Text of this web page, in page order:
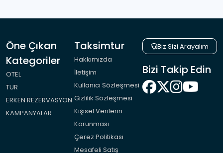
Öne Çıkan
Kategoriler
OTEL
TUR
ERKEN REZERVASYON
KAMPANYALAR
Taksimtur
Hakkımızda
İletişim
Kullanıcı Sözleşmesi
Gizlilik Sözleşmesi
Kişisel Verilerin
Korunması
Çerez Politikası
Mesafeli Satış
Biz Sizi Arayalım
Bizi Takip Edin